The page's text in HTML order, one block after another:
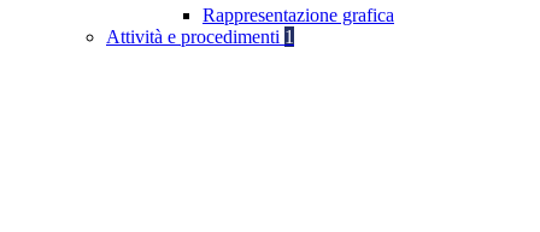
Rappresentazione grafica
Attività e procedimenti 1